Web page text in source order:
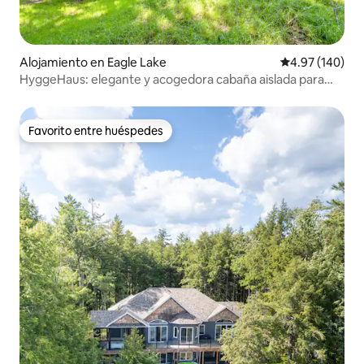
Alojamiento en Eagle Lake Calificación
4.97 (140)
HyggeHaus: elegante y acogedora cabaña aislada para
Favorito entre huéspedes
Favorito entre huéspedes